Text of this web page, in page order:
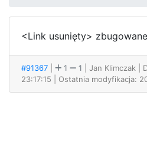
<Link usunięty> zbugowane
#91367 1 1 | Jan Klimczak
|
23:17:15 | Ostatnia modyfikacja: